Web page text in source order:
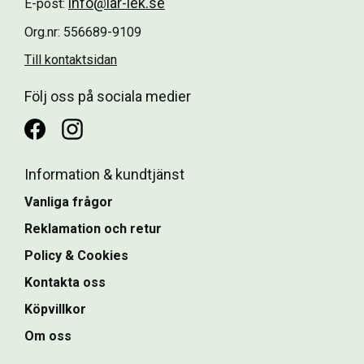
E-post:
Org.nr: 556689-9109
Till kontaktsidan
Följ oss på sociala medier
Information & kundtjänst
Vanliga frågor
Reklamation och retur
Policy & Cookies
Kontakta oss
Köpvillkor
Om oss